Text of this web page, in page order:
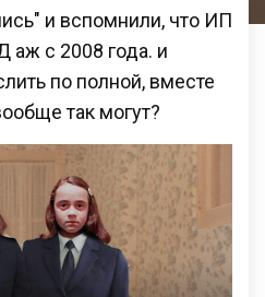
и вспомнили, что ИП
аж с 2008 года. и
по полной, вместе
так могут?